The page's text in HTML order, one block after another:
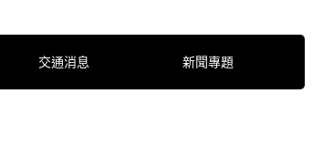
交通消息 新聞專題